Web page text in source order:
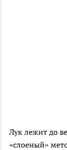
Лук лежит до
«слоеный»